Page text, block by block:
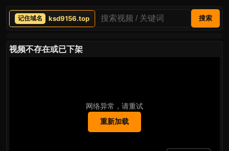
ksd9156.top 搜索
视频不存在或已下架
网络异常，请重试
重新加载